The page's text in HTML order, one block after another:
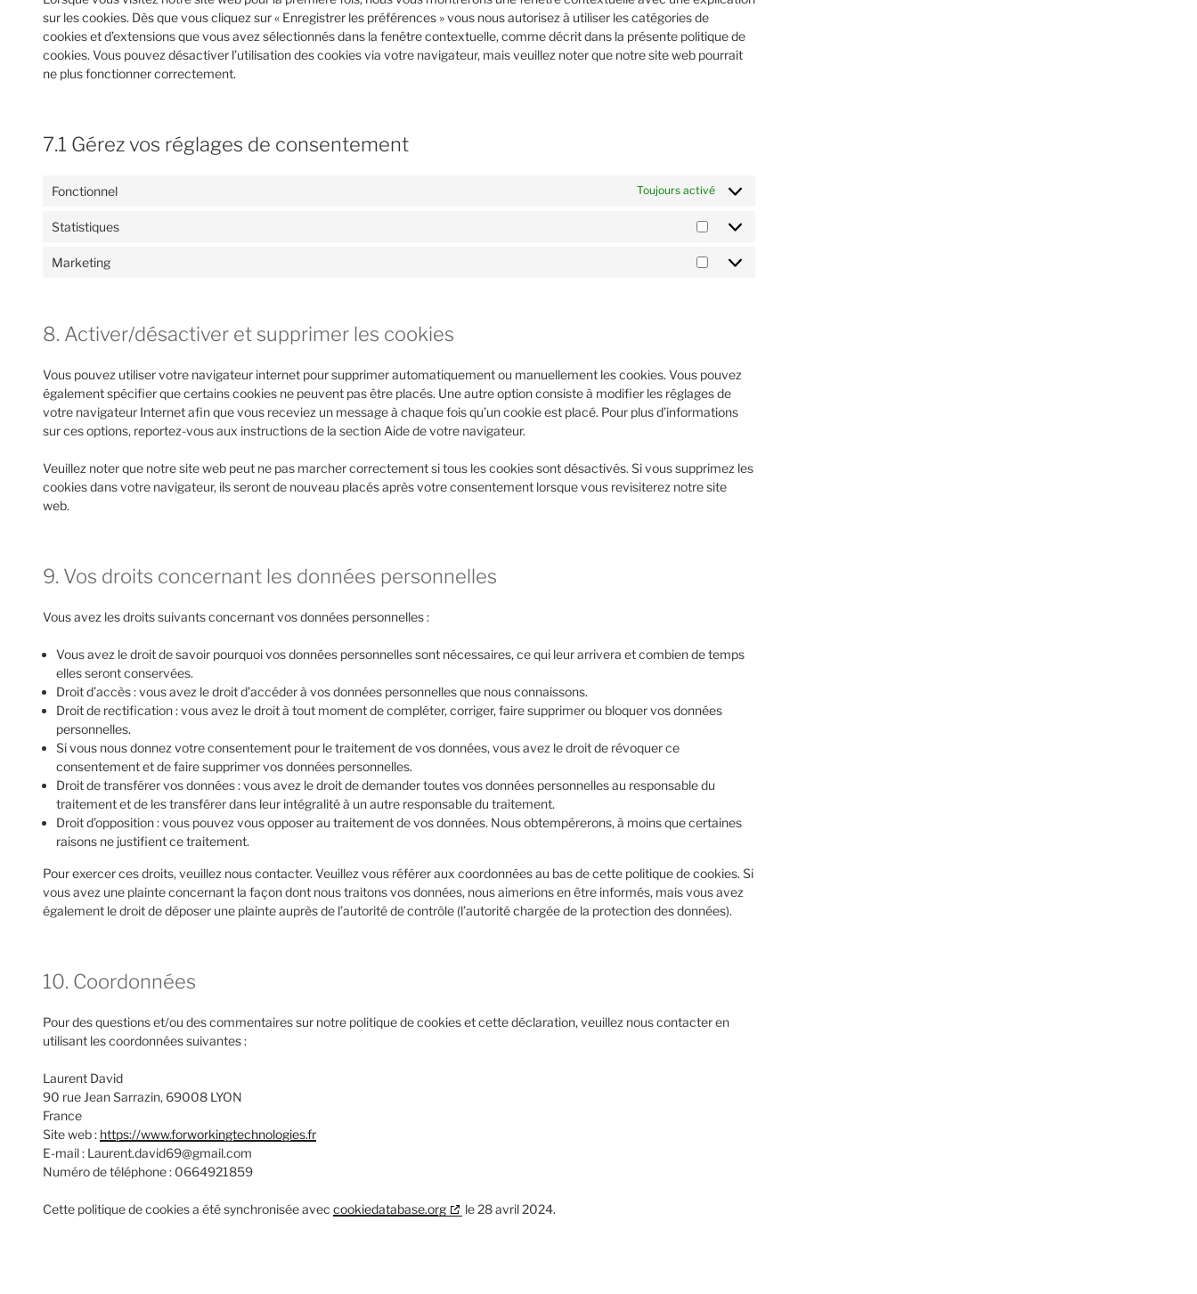
sur les cookies. Dès que vous cliquez sur « Enregistrer les préférences » vous nous autorisez à utiliser les catégories de
cookies et d’extensions que vous avez sélectionnés dans la fenêtre contextuelle, comme décrit dans la présente politique de
cookies. Vous pouvez désactiver l’utilisation des cookies via votre navigateur, mais veuillez noter que notre site web pourrait
ne plus fonctionner correctement.
7.1 Gérez vos réglages de consentement
Fonctionnel Toujours activé
Statistiques
Marketing
8. Activer/désactiver et supprimer les cookies
Vous pouvez utiliser votre navigateur internet pour supprimer automatiquement ou manuellement les cookies. Vous pouvez
également spécifier que certains cookies ne peuvent pas être placés. Une autre option consiste à modifier les réglages de
votre navigateur Internet afin que vous receviez un message à chaque fois qu’un cookie est placé. Pour plus d’informations
sur ces options, reportez-vous aux instructions de la section Aide de votre navigateur.
Veuillez noter que notre site web peut ne pas marcher correctement si tous les cookies sont désactivés. Si vous supprimez les
cookies dans votre navigateur, ils seront de nouveau placés après votre consentement lorsque vous revisiterez notre site
web.
9. Vos droits concernant les données personnelles
Vous avez les droits suivants concernant vos données personnelles :
Vous avez le droit de savoir pourquoi vos données personnelles sont nécessaires, ce qui leur arrivera et combien de temps
elles seront conservées.
Droit d’accès : vous avez le droit d’accéder à vos données personnelles que nous connaissons.
Droit de rectification : vous avez le droit à tout moment de compléter, corriger, faire supprimer ou bloquer vos données
personnelles.
Si vous nous donnez votre consentement pour le traitement de vos données, vous avez le droit de révoquer ce
consentement et de faire supprimer vos données personnelles.
Droit de transférer vos données : vous avez le droit de demander toutes vos données personnelles au responsable du
traitement et de les transférer dans leur intégralité à un autre responsable du traitement.
Droit d’opposition : vous pouvez vous opposer au traitement de vos données. Nous obtempérerons, à moins que certaines
raisons ne justifient ce traitement.
Pour exercer ces droits, veuillez nous contacter. Veuillez vous référer aux coordonnées au bas de cette politique de cookies. Si
vous avez une plainte concernant la façon dont nous traitons vos données, nous aimerions en être informés, mais vous avez
également le droit de déposer une plainte auprès de l’autorité de contrôle (l’autorité chargée de la protection des données).
10. Coordonnées
Pour des questions et/ou des commentaires sur notre politique de cookies et cette déclaration, veuillez nous contacter en
utilisant les coordonnées suivantes :
Laurent David
90 rue Jean Sarrazin, 69008 LYON
France
Site web : https://www.forworkingtechnologies.fr
E-mail : Laurent.david69@gmail.com
Numéro de téléphone : 0664921859
Cette politique de cookies a été synchronisée avec cookiedatabase.org le 28 avril 2024.